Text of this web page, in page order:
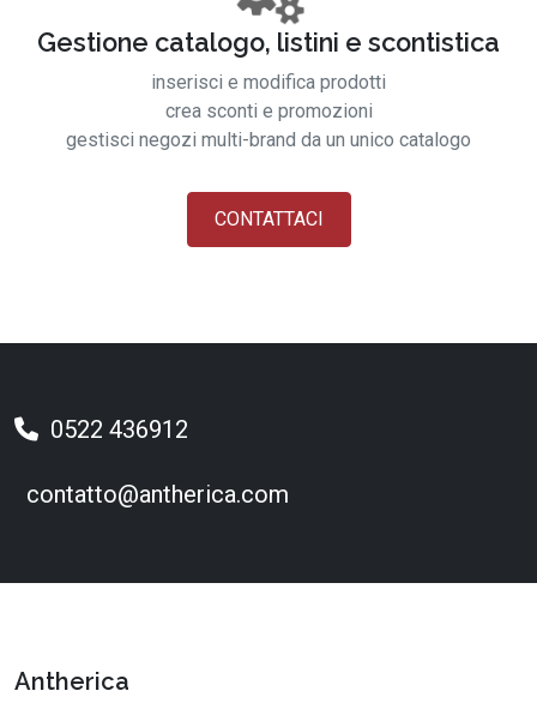
Gestione catalogo, listini e scontistica
inserisci e modifica prodotti
crea sconti e promozioni
gestisci negozi multi-brand da un unico catalogo
CONTATTACI
0522 436912
contatto@antherica.com
Antherica